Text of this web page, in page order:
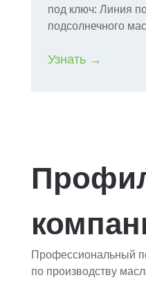
под ключ: Линия
подсолнечного
Узнать →
Профессиональный
по производству